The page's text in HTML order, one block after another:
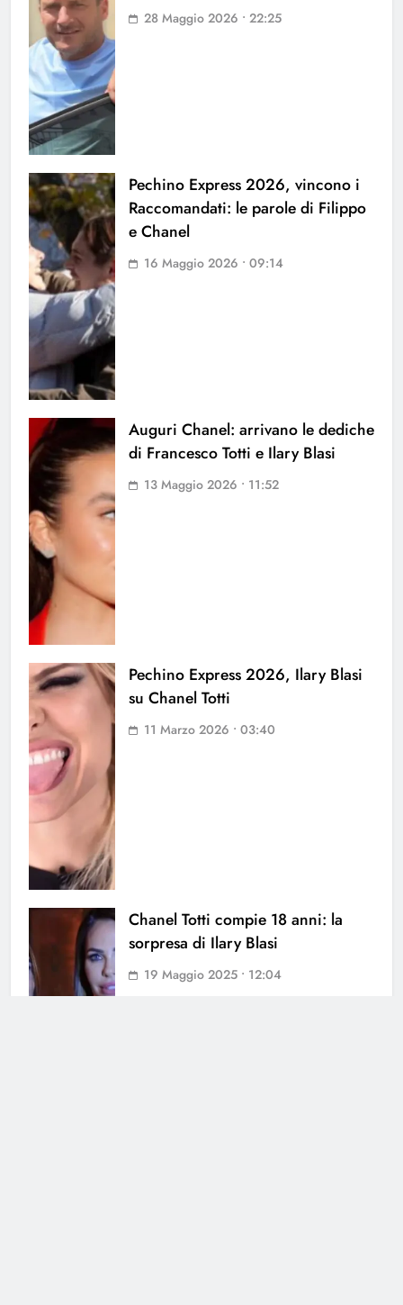
28 Maggio 2026 • 22:25
Pechino Express 2026, vincono i
Raccomandati: le parole di Filippo
e Chanel
16 Maggio 2026 • 09:14
Auguri Chanel: arrivano le dediche
di Francesco Totti e Ilary Blasi
13 Maggio 2026 • 11:52
Pechino Express 2026, Ilary Blasi
su Chanel Totti
11 Marzo 2026 • 03:40
Chanel Totti compie 18 anni: la
sorpresa di Ilary Blasi
19 Maggio 2025 • 12:04